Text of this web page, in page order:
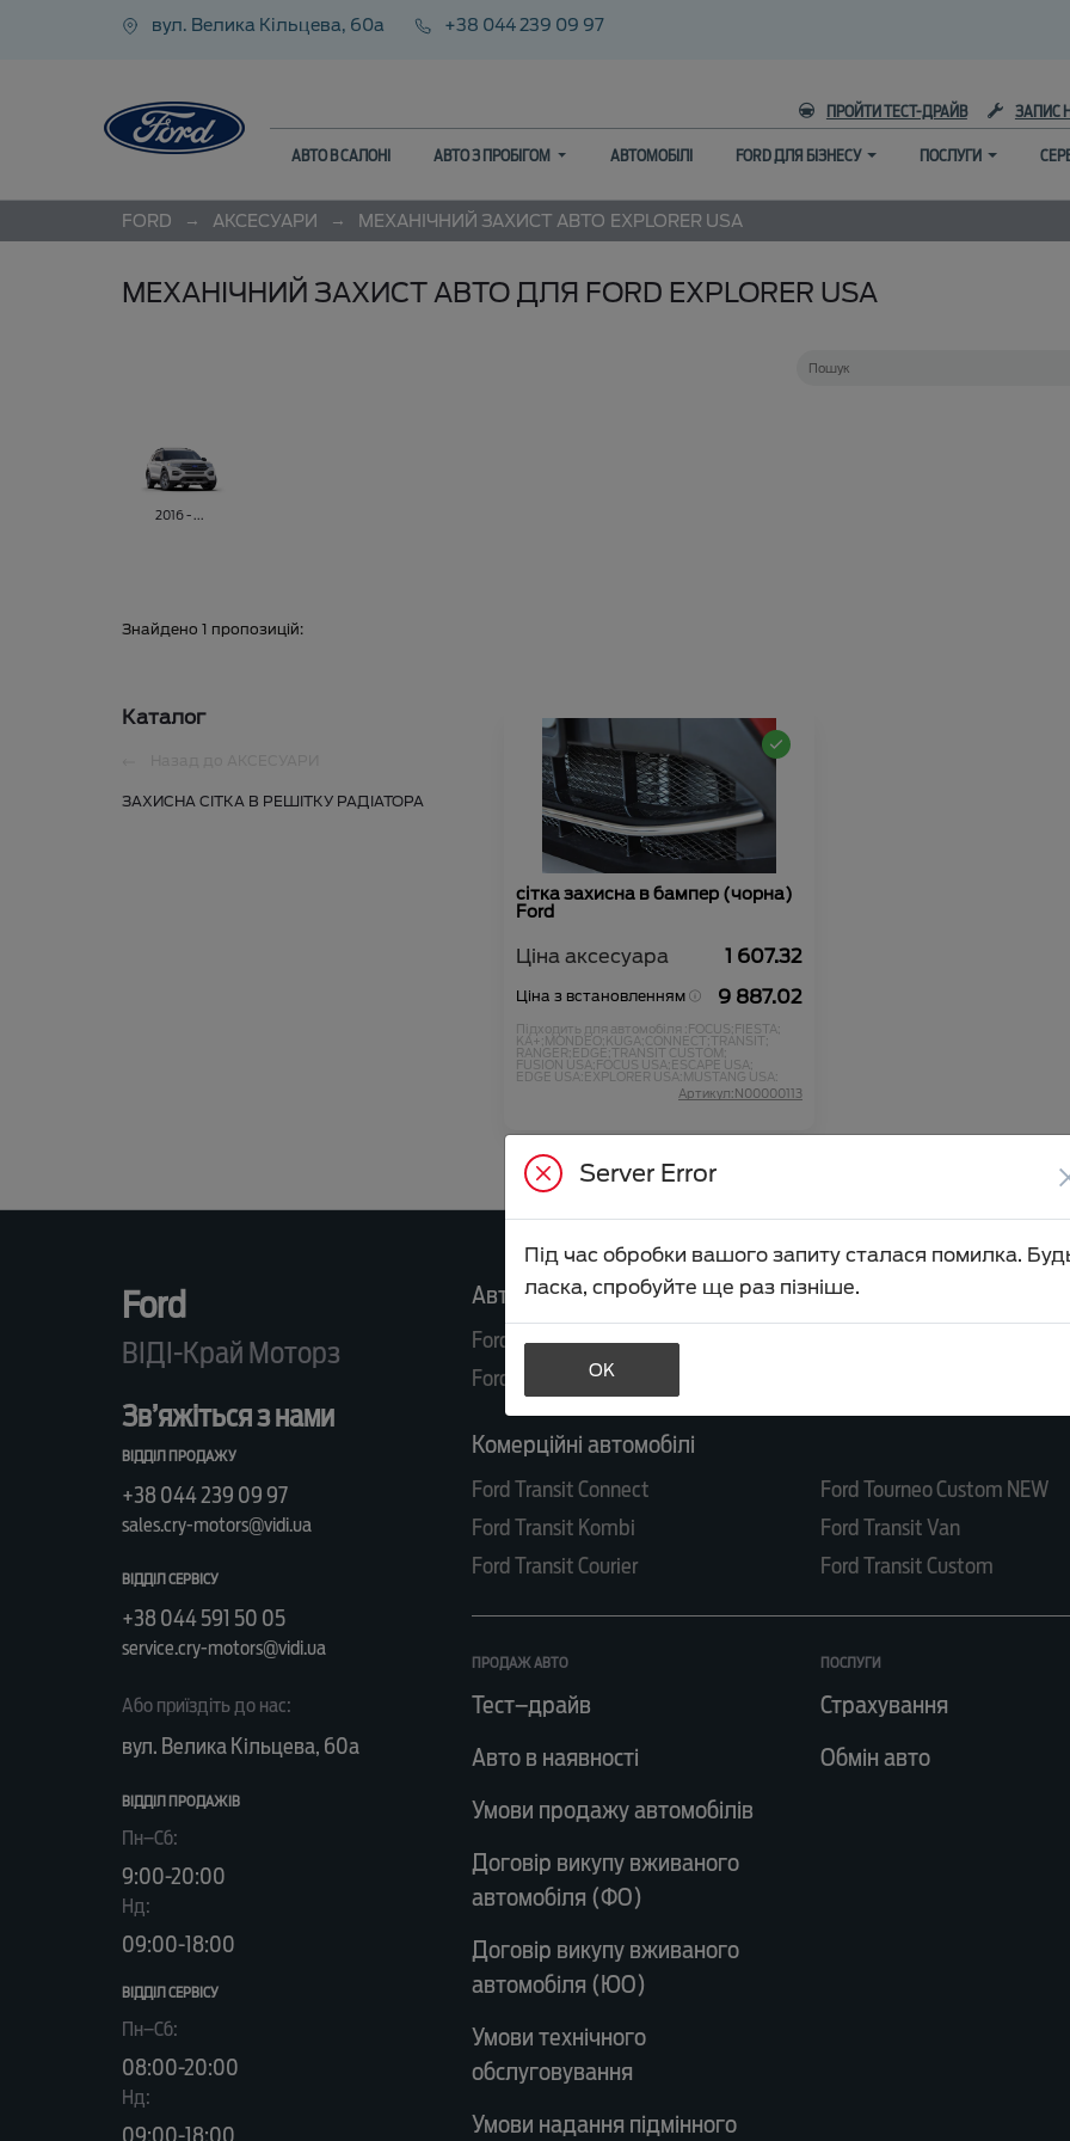
вул. Велика Кільцева, 60а +38 044 239 09 97
ПРОЙТИ ТЕСТ-ДРАЙВ ЗАПИС
АВТО В САЛОНІ АВТО З ПРОБІГОМ АВТОМОБІЛІ FORD ДЛЯ БІЗНЕСУ ПОСЛУГИ
FORD → АКСЕСУАРИ → МЕХАНІЧНИЙ ЗАХИСТ АВТО EXPLORER USA
МЕХАНІЧНИЙ ЗАХИСТ АВТО ДЛЯ FORD EXPLORER USA
2016 - ...
Знайдено 1 пропозицій:
Каталог
ЗАХИСНА СІТКА В РЕШІТКУ РАДІАТОРА
сітка захисна в бампер (чорна)
Ford
Ціна аксесуара 1 607.32
Ціна з встановленням 9 887.02
Підходить для автомобіля :FOCUS;FIESTA;
KA+;MONDEO;KUGA;CONNECT;TRANSIT;
RANGER;EDGE;TRANSIT CUSTOM;
FUSION USA;FOCUS USA;ESCAPE USA;
EDGE USA;EXPLORER USA;MUSTANG USA;
MUSTANG MACH-E;
Артикул:N00000113
Ford
ВІДІ-Край Моторз
Зв’яжіться з нами
ВІДДІЛ ПРОДАЖУ
+38 044 239 09 97
sales.cry-motors@vidi.ua
ВІДДІЛ СЕРВІСУ
+38 044 591 50 05
service.cry-motors@vidi.ua
Або приїздіть до нас:
вул. Велика Кільцева, 60а
ВІДДІЛ ПРОДАЖІВ
Пн–Сб:
9:00-20:00
Нд:
09:00-18:00
ВІДДІЛ CЕРВІСУ
Пн–Сб:
08:00-20:00
Нд:
09:00-18:00
Автомобілі
Ford Ranger
Ford Kuga
Комерційні автомобілі
Ford Transit Connect Ford Tourneo Custom NEW
Ford Transit Kombi
Ford Transit Van
Ford Transit Courier
Ford Transit Custom
ПРОДАЖ АВТО
Тест–драйв
Авто в наявності
Умови продажу автомобілів
Договір викупу вживаного
автомобіля (ФО)
Договір викупу вживаного
автомобіля (ЮО)
Умови технічного
обслуговування
Умови надання підмінного
ПОСЛУГИ
Страхування
Обмін авто
Server Error
Під час обробки вашого запиту сталася помилка.
ласка, спробуйте ще раз пізніше.
OK